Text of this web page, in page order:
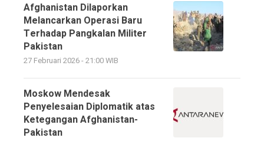
Afghanistan Dilaporkan
Melancarkan Operasi Baru
Terhadap Pangkalan Militer
Pakistan
27 Februari 2026 - 21:00 WIB
Moskow Mendesak
Penyelesaian Diplomatik atas
Ketegangan Afghanistan-
Pakistan